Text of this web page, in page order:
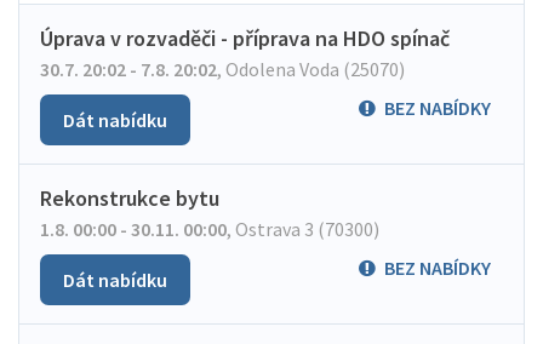
Úprava v rozvaděči - příprava na HDO spínač
30.7. 20:02 - 7.8. 20:02, Odolena Voda (25070)
BEZ NABÍDKY
Dát nabídku
Rekonstrukce bytu
1.8. 00:00 - 30.11. 00:00, Ostrava 3 (70300)
BEZ NABÍDKY
Dát nabídku